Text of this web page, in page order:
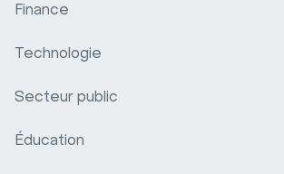
Finance
Technologie
Secteur public
Éducation